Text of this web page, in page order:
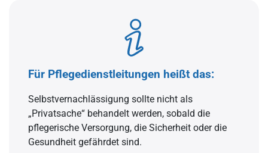
Für Pflegedienstleitungen heißt das:
Selbstvernachlässigung sollte nicht als
„Privatsache“ behandelt werden, sobald die
pflegerische Versorgung, die Sicherheit oder die
Gesundheit gefährdet sind.